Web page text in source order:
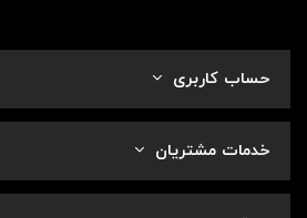
حساب کاربری
خدمات مشتریان